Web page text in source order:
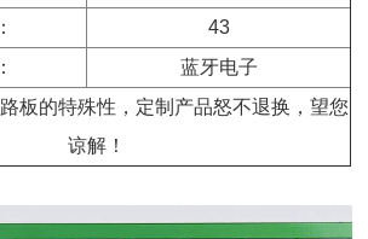
43
蓝牙电子
板的特殊性，定制产品怒不退换，望您
谅解！